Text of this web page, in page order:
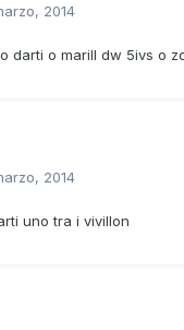
2014
darti o marill dw 5ivs o
2014
uno tra i vivillon